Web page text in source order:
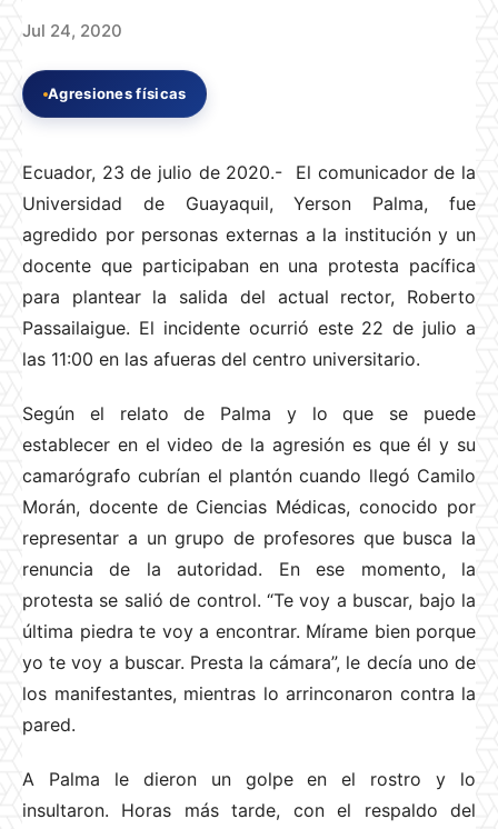
Jul 24, 2020
Agresiones físicas
Ecuador, 23 de julio de 2020.- El comunicador de la
Universidad de Guayaquil, Yerson Palma, fue
agredido por personas externas a la institución y un
docente que participaban en una protesta pacífica
para plantear la salida del actual rector, Roberto
Passailaigue. El incidente ocurrió este 22 de julio a
las 11:00 en las afueras del centro universitario.
Según el relato de Palma y lo que se puede
establecer en el video de la agresión es que él y su
camarógrafo cubrían el plantón cuando llegó Camilo
Morán, docente de Ciencias Médicas, conocido por
representar a un grupo de profesores que busca la
renuncia de la autoridad. En ese momento, la
protesta se salió de control. “Te voy a buscar, bajo la
última piedra te voy a encontrar. Mírame bien porque
yo te voy a buscar. Presta la cámara”, le decía uno de
los manifestantes, mientras lo arrinconaron contra la
pared.
A Palma le dieron un golpe en el rostro y lo
insultaron. Horas más tarde, con el respaldo del